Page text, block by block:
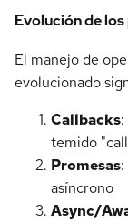
Evolución de
El manejo de
evolucionado
Callbacks
temido
Promesas
asíncrono
Async/